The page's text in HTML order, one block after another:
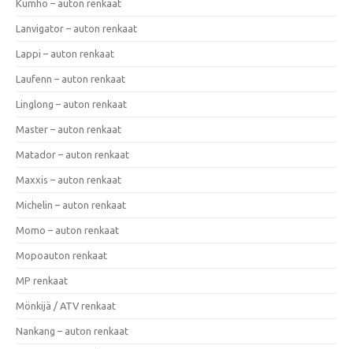
Kumho – auton renkaat
Lanvigator – auton renkaat
Lappi – auton renkaat
Laufenn – auton renkaat
Linglong – auton renkaat
Master – auton renkaat
Matador – auton renkaat
Maxxis – auton renkaat
Michelin – auton renkaat
Momo – auton renkaat
Mopoauton renkaat
MP renkaat
Mönkijä / ATV renkaat
Nankang – auton renkaat